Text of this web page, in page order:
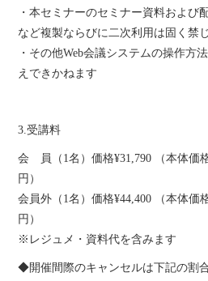
・本セミナーのセミナー資料および
など複製ならびに二次利用は固く禁
・その他Web会議システムの操作方
えできかねます
3.受講料
会 員（1名）価格¥31,790 （本体価
円）
会員外（1名）価格¥44,400 （本体
円）
※レジュメ・資料代を含みます
◆開催間際のキャンセルは下記の割